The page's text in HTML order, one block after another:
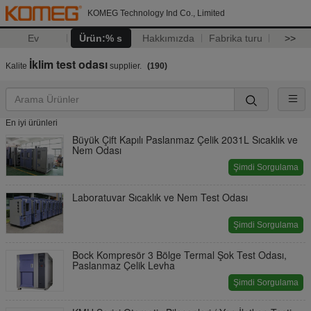
KOMEG Technology Ind Co., Limited
Ev Ürün:% s Hakkımızda Fabrika turu >>
Kalite İklim test odası supplier. (190)
En iyi ürünleri
Büyük Çift Kapılı Paslanmaz Çelik 2031L Sıcaklık ve
Nem Odası
Şimdi Sorgulama
Laboratuvar Sıcaklık ve Nem Test Odası
Şimdi Sorgulama
Bock Kompresör 3 Bölge Termal Şok Test Odası,
Paslanmaz Çelik Levha
Şimdi Sorgulama